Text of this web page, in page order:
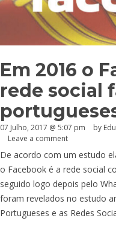
Em 2016 o
rede social
07 Julho, 2017 @ 5:07 pm by
Leave a comment
De acordo com um estudo
o Facebook é a rede social
seguido logo depois pelo
foram revelados no estudo
Portugueses e as Redes